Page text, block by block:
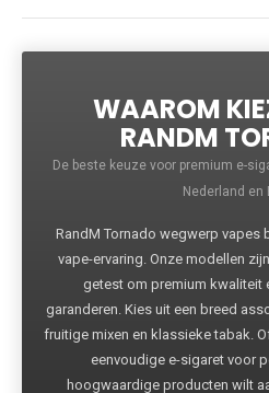
WAAROM
RANDM
De beste keuze voor premium e-
Nederland en
RandM Tornado wegwerp vapes
vape-ervaring. Onze modellen
getest om premium kwaliteit
garanderen. Kies uit een breed
fruitige mixen en klassieke tabak.
eenvoudige e-sigaret voor
hoogwaardige producten wilt